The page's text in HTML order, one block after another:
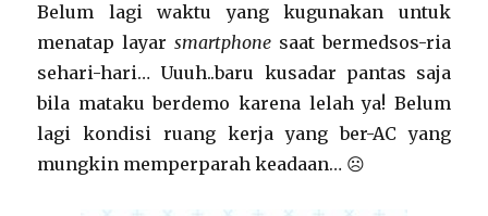
Belum lagi waktu yang kugunakan untuk
menatap layar smartphone saat bermedsos-ria
sehari-hari… Uuuh..baru kusadar pantas saja
bila mataku berdemo karena lelah ya! Belum
lagi kondisi ruang kerja yang ber-AC yang
mungkin memperparah keadaan… ☹️